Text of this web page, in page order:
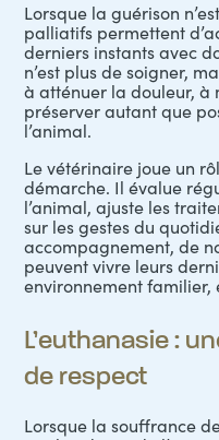
Lorsque la guérison
palliatifs permettent
derniers instants avec
n’est plus de soigner,
àatténuer la douleur, à
préserver autant que
l’animal.
Le vétérinaire joue un
démarche. Il évalue
l’animal, ajuste les
sur les gestes du
accompagnement, de
peuvent vivre leurs
environnement familier,
L’euthanasie :
de respect
Lorsque la souffrance